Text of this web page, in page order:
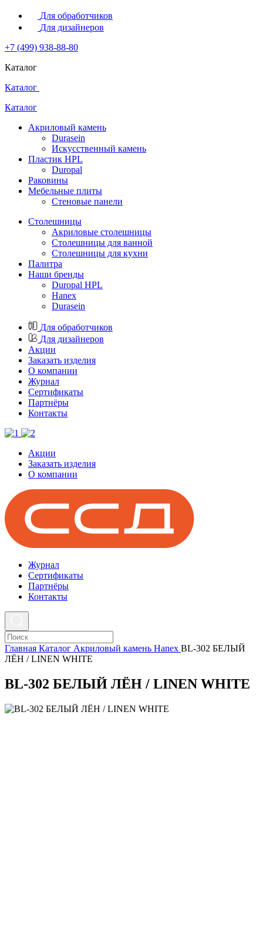
Для обработчиков
Для дизайнеров
+7 (499) 938-88-80
Каталог
Каталог
Каталог
Акриловый камень
Durasein
Искусственный камень
Пластик HPL
Duropal
Раковины
Мебельные плиты
Стеновые панели
Столешницы
Акриловые столешницы
Столешницы для ванной
Столешницы для кухни
Палитра
Наши бренды
Duropal HPL
Hanex
Durasein
Для обработчиков
Для дизайнеров
Акции
Заказать изделия
О компании
Журнал
Cертификаты
Партнёры
Контакты
Акции
Заказать изделия
О компании
Журнал
Cертификаты
Партнёры
Контакты
Главная Каталог Акриловый камень Hanex BL-302 БЕЛЫЙ
ЛЁН / LINEN WHITE
BL-302 БЕЛЫЙ ЛЁН / LINEN WHITE